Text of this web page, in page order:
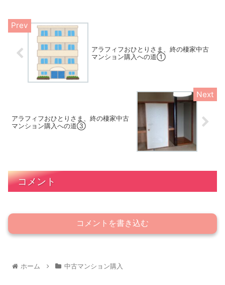
アラフィフおひとりさま、終の棲家中古
マンション購入への道①
アラフィフおひとりさま、終の棲家中古
マンション購入への道③
コメント
コメントを書き込む
ホーム 中古マンション購入